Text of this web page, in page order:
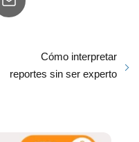
Cómo interpretar
reportes sin ser experto